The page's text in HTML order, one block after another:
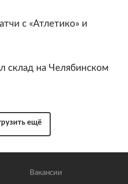
с «Атлетико» и
склад на Челябинском
ещё
Вакансии